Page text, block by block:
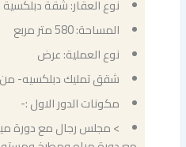
نوع العقار: شقة دبلكسية
المساحة: 580 متر مربع
نوع العملية: عرض
شقق تمليك دبلكسيه-
مكونات الدور الاول :-
> مجلس رجال مع دورة